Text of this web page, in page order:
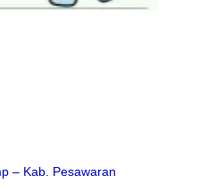
– Kab. Pesawaran